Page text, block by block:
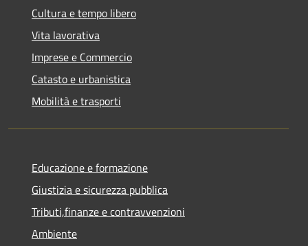
Cultura e tempo libero
Vita lavorativa
Imprese e Commercio
Catasto e urbanistica
Mobilità e trasporti
Educazione e formazione
Giustizia e sicurezza pubblica
Tributi,finanze e contravvenzioni
Ambiente